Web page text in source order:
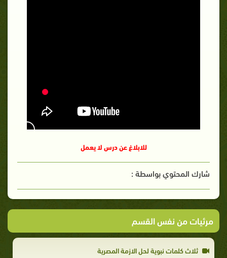
للابلاغ عن درس لا يعمل
شارك المحتوي بواسطة :
مرئيات من نفس القسم
ثلاث كلمات نبوية لحل الازمة المصرية